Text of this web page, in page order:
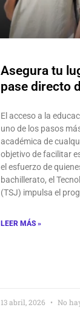
Asegura tu
pase directo
El acceso a la
uno de los pasos
académica de
objetivo de facilitar
el esfuerzo de
bachillerato, el
(TSJ) impulsa el
LEER MÁS »
13 abril, 2026 No